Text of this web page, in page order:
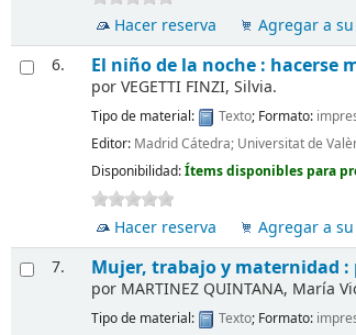
Hacer reserva
Agregar a
6.
El niño de la noche : hacerse
porVEGETTI FINZI, Silvia.
Tipo de material: Texto; Formato:
Editor: Madrid Cátedra; Universitat de
Disponibilidad:Ítems disponibles para
Hacer reserva
Agregar a
7.
Mujer, trabajo y maternidad
por MARTINEZ QUINTANA, María
Tipo de material: Texto; Formato: